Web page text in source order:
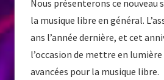
Nous présenterons ce nouveau
la musique libre en général.
ans l’année dernière, et cet
l’occasion de mettre en
avancées pour la musique libre.